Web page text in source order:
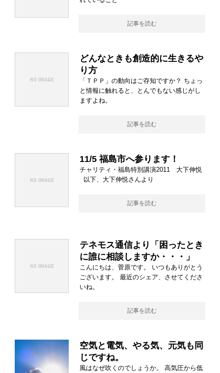
記事を読む
どんなときも創造的に生きるや
り方
「ＴＰＰ」の動向はご存知ですか？ ちょっ
と情報に触れると、とんでもない感じがし
ますよね。
記事を読む
11/5 福島市へ参ります！
チャリティ・福島特別講演2011 大下伸悦
以下、大下伸悦さんより
記事を読む
テネモス通信より「困ったとき
に誰に相談しますか・・・」
こんにちは、菅原です。 いつもありがとう
ございます。 最近のシェア、させてくださ
いね。
記事を読む
空気と電気、やる気、元気も同
じですね。
風はなぜ吹くのでしょうか。 高気圧から低